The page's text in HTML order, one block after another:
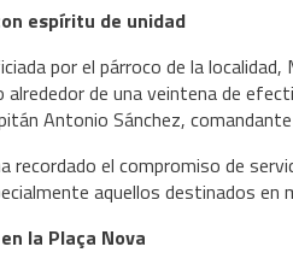
espíritu de unidad
por el párroco de la
de una veintena de
Antonio Sánchez,
recordado el compromiso de
aquellos destinados en
la Plaça Nova